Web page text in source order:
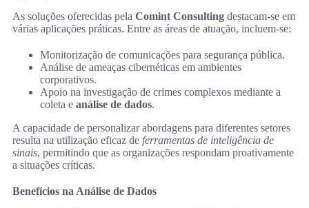
As soluções oferecidas pela Comint Consulting destacam-se em
várias aplicações práticas. Entre as áreas de atuação, incluem-se:
Monitorização de comunicações para segurança pública.
Análise de ameaças cibernéticas em ambientes
corporativos.
Apoio na investigação de crimes complexos mediante a
coleta e análise de dados.
A capacidade de personalizar abordagens para diferentes setores
resulta na utilização eficaz de ferramentas de inteligência de
sinais, permitindo que as organizações respondam proativamente
a situações críticas.
Benefícios na Análise de Dados